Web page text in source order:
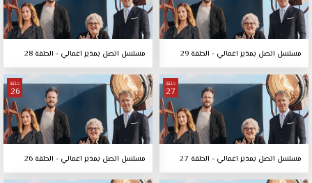
مسلسل اتصل بمدير اعمالي - الحلقة 29 مسلسل اتصل بمدير اعمالي - الحلقة 28
حلقة
27
مسلسل اتصل بمدير اعمالي - الحلقة 27
حلقة
26
مسلسل اتصل بمدير اعمالي - الحلقة 26